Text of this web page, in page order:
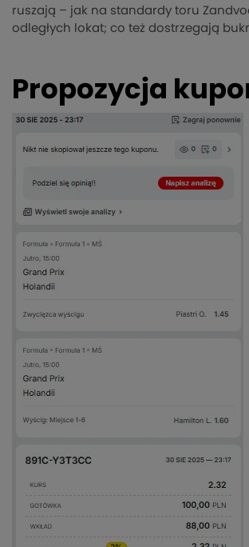
ruszają – jak na standardy toru
odległych lokat; co też dostrzegają
Propozycja